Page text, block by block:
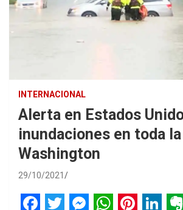
INTERNACIONAL
Alerta en Estados
inundaciones en toda
Washington
29/10/2021